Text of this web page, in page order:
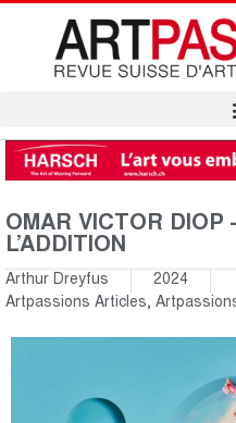
OMAR VICTOR DIOP
L’ADDITION
Arthur Dreyfus
2024
Artpassions Articles,